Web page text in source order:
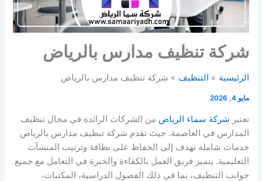
شركة تنظيف مدارس بالرياض
الرئيسية التنظيف شركة تنظيف مدارس بالرياض
مايو 4, 2026
تعتبر شركة سماء الرياض من الشركات الرائدة في مجال تنظيف
المدارس في العاصمة. حيث تقدم شركة تنظيف مدارس بالرياض
خدمات شاملة تهدف إلى الحفاظ على نظافة وترتيب المنشآت
التعليمية. يتميز فريق العمل بالكفاءة والخبرة في التعامل مع جميع
جوانب التنظيف، بما في ذلك الفصول الدراسية، المكتبات،